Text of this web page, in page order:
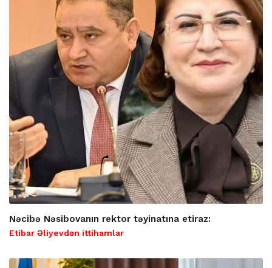
Nəcibə Nəsibovanın rektor təyinatına etiraz:
Etibar Əliyevdən ittihamlar